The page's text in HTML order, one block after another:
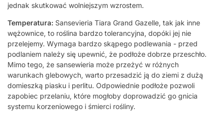
jednak skutkować wolniejszym wzrostem.
Temperatura: Sansevieria Tiara Grand Gazelle, tak jak inne
wężownice, to roślina bardzo tolerancyjna, dopóki jej nie
przelejemy. Wymaga bardzo skąpego podlewania - przed
podlaniem należy się upewnić, że podłoże dobrze przeschło.
Mimo tego, że sansewieria może przeżyć w różnych
warunkach glebowych, warto przesadzić ją do ziemi z dużą
domieszką piasku i perlitu. Odpowiednie podłoże pozwoli
zapobiec przelaniu, które mogłoby doprowadzić go gnicia
systemu korzeniowego i śmierci rośliny.